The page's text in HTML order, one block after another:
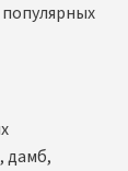
дамб,